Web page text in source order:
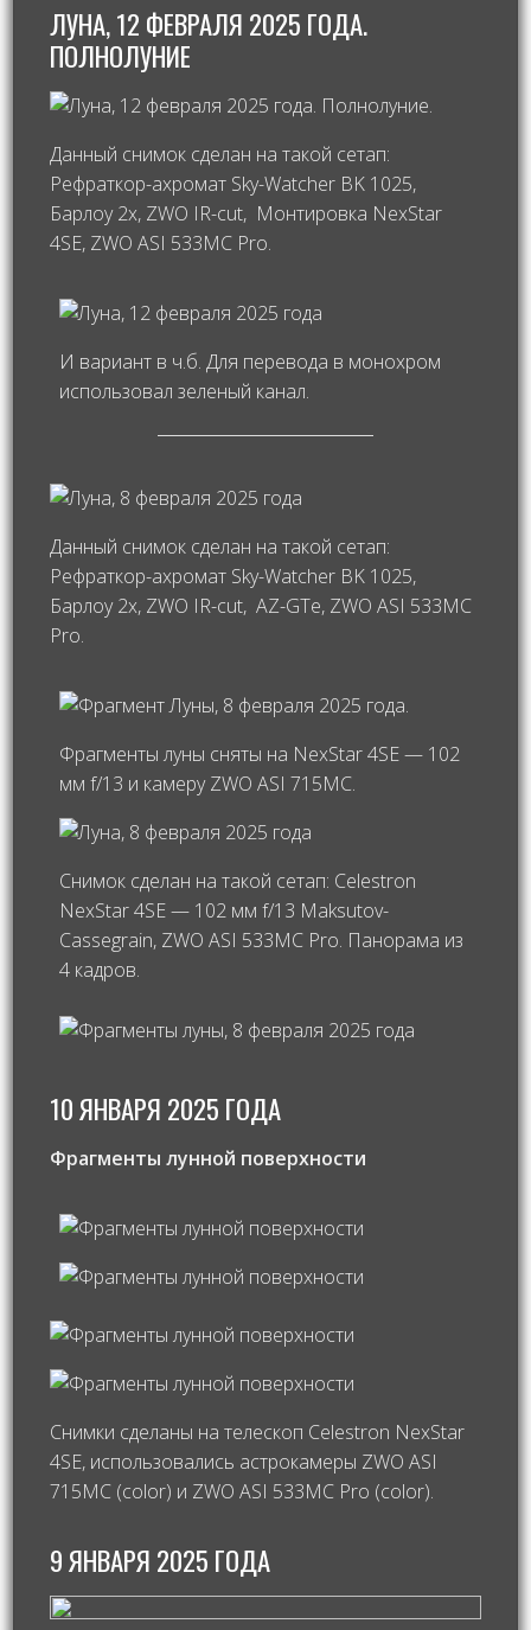
ЛУНА, 12 ФЕВРАЛЯ 2025 ГОДА.
ПОЛНОЛУНИЕ
Данный снимок сделан на такой сетап:
Рефраткор-ахромат Sky-Watcher BK 1025,
Барлоу 2х, ZWO IR-cut, Монтировка NexStar
4SE, ZWO ASI 533MC Pro.
И вариант в ч.б. Для перевода в монохром
использовал зеленый канал.
Данный снимок сделан на такой сетап:
Рефраткор-ахромат Sky-Watcher BK 1025,
Барлоу 2х, ZWO IR-cut, AZ-GTe, ZWO ASI 533MC
Pro.
Фрагменты луны сняты на NexStar 4SE — 102
мм f/13 и камеру ZWO ASI 715MC.
Снимок сделан на такой сетап: Celestron
NexStar 4SE — 102 мм f/13 Maksutov-
Cassegrain, ZWO ASI 533MC Pro. Панорама из
4 кадров.
10 ЯНВАРЯ 2025 ГОДА
Фрагменты лунной поверхности
Снимки сделаны на телескоп Celestron NexStar
4SE, использовались астрокамеры ZWO ASI
715MC (color) и ZWO ASI 533MC Pro (color).
9 ЯНВАРЯ 2025 ГОДА